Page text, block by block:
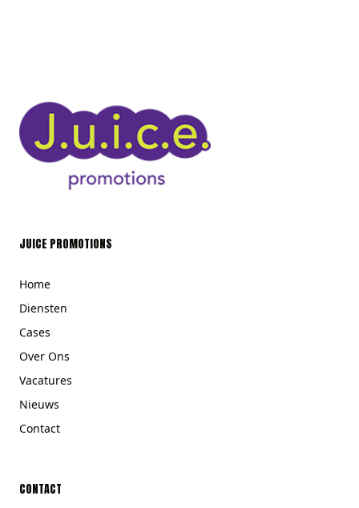
JUICE PROMOTIONS
Home
Diensten
Cases
Over Ons
Vacatures
Nieuws
Contact
CONTACT